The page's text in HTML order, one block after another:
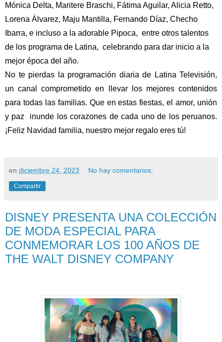
Mónica Delta, Maritere Braschi, Fátima Aguilar, Alicia Retto,
Lorena Álvarez, Maju Mantilla, Fernando Díaz, Checho
Ibarra, e incluso a la adorable Pipoca, entre otros talentos
de los programa de Latina, celebrando para dar inicio a la
mejor época del año.
No te pierdas la programación diaria de Latina Televisión,
un canal comprometido en llevar los mejores contenidos
para todas las familias. Que en estas fiestas, el amor, unión
y paz inunde los corazones de cada uno de los peruanos.
¡Feliz Navidad familia, nuestro mejor regalo eres tú!
en diciembre 24, 2023 No hay comentarios:
Compartir
DISNEY PRESENTA UNA COLECCIÓN
DE MODA ESPECIAL PARA
CONMEMORAR LOS 100 AÑOS DE
THE WALT DISNEY COMPANY